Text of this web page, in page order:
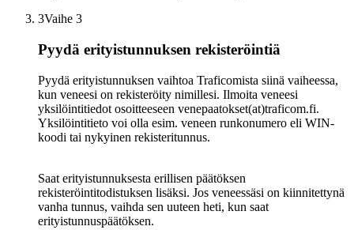
3Vaihe 3
Pyydä erityistunnuksen rekisteröintiä
Pyydä erityistunnuksen vaihtoa Traficomista siinä vaiheessa,
kun veneesi on rekisteröity nimillesi. Ilmoita veneesi
yksilöintitiedot osoitteeseen venepaatokset(at)traficom.fi.
Yksilöintitieto voi olla esim. veneen runkonumero eli WIN-
koodi tai nykyinen rekisteritunnus.
Saat erityistunnuksesta erillisen päätöksen
rekisteröintitodistuksen lisäksi. Jos veneessäsi on kiinnitettynä
vanha tunnus, vaihda sen uuteen heti, kun saat
erityistunnuspäätöksen.